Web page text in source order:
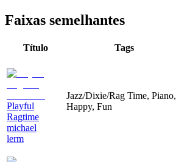
Faixas semelhantes
Título Tags
Playful
Ragtime
michael
lerm
Jazz/Dixie/Rag Time, Piano,
Happy, Fun